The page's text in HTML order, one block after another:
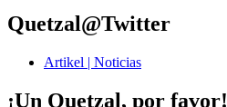
Quetzal@Twitter
Artikel | Noticias
¡Un Quetzal, por favor!